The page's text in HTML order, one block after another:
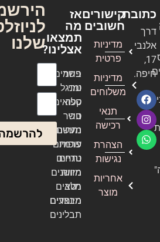
קישורים
חשובים
מדיניות
פרטית
מדיניות
משלוחים
תנאי
רכישה
הצהרת
נגישות
אחריות
מוצר
אז
מה
תמצאו
אצלינו?
בשר
טרי
טלה
נתחים
פרמיום
נתחים
מיושנים
רטבים
מיוחדים
תבלינים
פחמים
ומנגל
קפואים
בשר
מעשנה
עופות
טריים
מזווה
מלא
מבצעים
הירשמו
לניוזלטר
שלנו
שם מלא
אימייל
להרשמה